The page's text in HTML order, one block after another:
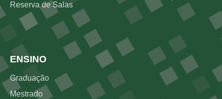
Reserva de Salas
Rodapé 2
ENSINO
Graduação
Mestrado